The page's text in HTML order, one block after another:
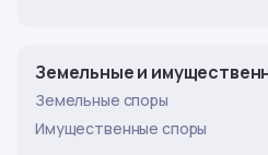
Земельные и
Земельные споры
Имущественные споры